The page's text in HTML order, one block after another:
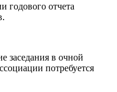
годового отчета
заседания в очной
потребуется